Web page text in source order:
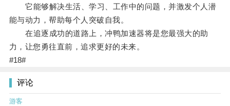
它能够解决生活、学习、工作中的问题，并激发个人潜
能与动力，帮助每个人突破自我。
在追逐成功的道路上，冲鸭加速器将是您最强大的助
力，让您勇往直前，追求更好的未来。
#18#
评论
游客